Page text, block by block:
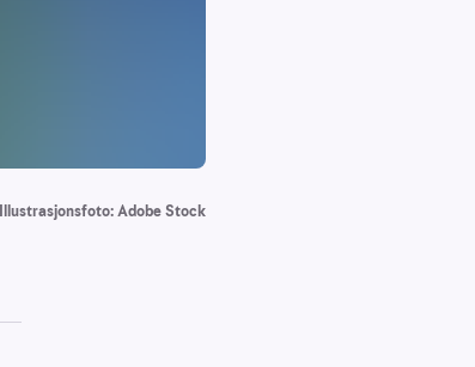
Illustrasjonsfoto: Adobe Stock